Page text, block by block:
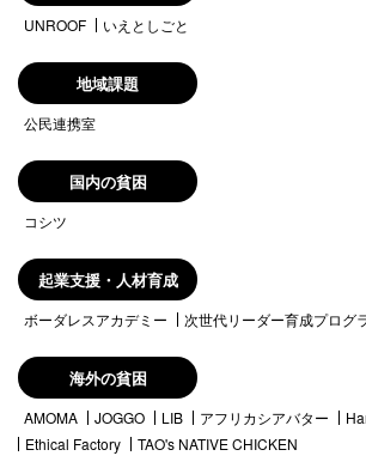
UNROOF いえとしごと
地域課題
公民連携室
国内の貧困
コシツ
起業支援・人材育成
ボーダレスアカデミー 次世代リーダー育成プログ
海外の貧困
AMOMA JOGGO LIB アフリカシアバター
Ethical Factory
TAO's NATIVE CHICKEN